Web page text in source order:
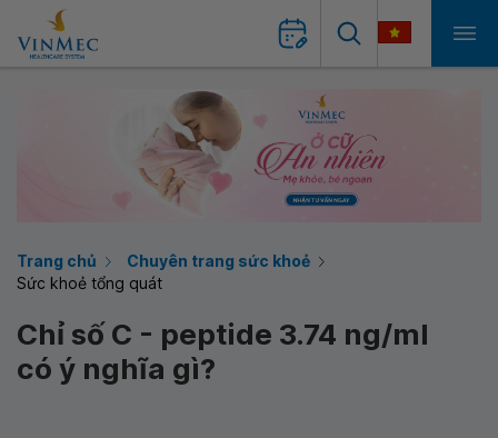
Trang chủ
Chuyên trang sức khoẻ
Sức khoẻ tổng quát
Chỉ số C - peptide 3.74 ng/ml
có ý nghĩa gì?